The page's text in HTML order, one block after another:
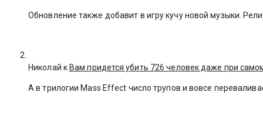
Обновление также добавит в игру кучу новой музыки.
Николай к Вам придется убить 726 человек даже при
А в трилогии Mass Effect число трупов и вовсе